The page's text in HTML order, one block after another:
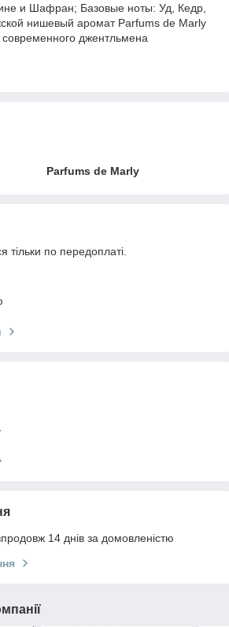
и Шафран; Базовые ноты: Уд, Кедр,
нишевый аромат Parfums de Marly
джентльмена
Parfums de Marly
тільки по передоплаті.
14 днів за домовленістю